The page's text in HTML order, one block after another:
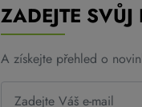
ZADEJTE SVŮJ
A získejte přehled o